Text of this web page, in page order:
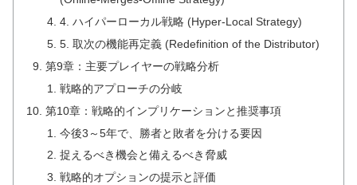
4. ハイパーローカル戦略 (Hyper-Local Strategy)
5. 取次の機能再定義 (Redefinition of the Distributor)
第9章：主要プレイヤーの戦略分析
戦略的アプローチの分岐
第10章：戦略的インプリケーションと推奨事項
今後3～5年で、勝者と敗者を分ける要因
捉えるべき機会と備えるべき脅威
戦略的オプションの提示と評価